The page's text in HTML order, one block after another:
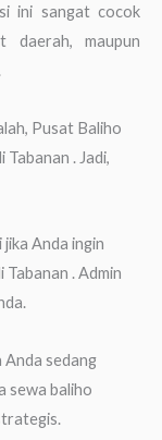
ini sangat cocok
daerah, maupun
Pusat Baliho
Tabanan . Jadi,
Anda ingin
. Admin
Anda sedang
sewa baliho